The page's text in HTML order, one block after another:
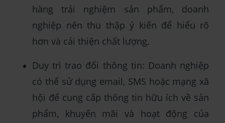
hàng trải nghiệm sản phẩm, doanh
nghiệp nên thu thập ý kiến để hiểu rõ
hơn và cải thiện chất lượng.
Duy trì trao đổi thông tin: Doanh nghiệp
có thể sử dụng email, SMS hoặc mạng xã
hội để cung cấp thông tin hữu ích về sản
phẩm, khuyến mãi và hoạt động của